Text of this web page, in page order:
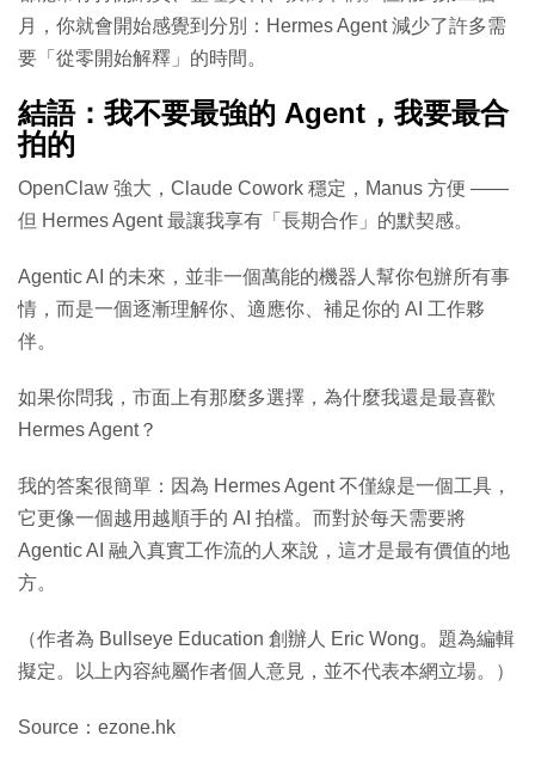
月，你就會開始感覺到分別：Hermes Agent 減少了許多需
要「從零開始解釋」的時間。
結語：我不要最強的 Agent，我要最合
拍的
OpenClaw 強大，Claude Cowork 穩定，Manus 方便 ——
但 Hermes Agent 最讓我享有「長期合作」的默契感。
Agentic AI 的未來，並非一個萬能的機器人幫你包辦所有事
情，而是一個逐漸理解你、適應你、補足你的 AI 工作夥
伴。
如果你問我，市面上有那麼多選擇，為什麼我還是最喜歡
Hermes Agent？
我的答案很簡單：因為 Hermes Agent 不僅線是一個工具，
它更像一個越用越順手的 AI 拍檔。而對於每天需要將
Agentic AI 融入真實工作流的人來說，這才是最有價值的地
方。
（作者為 Bullseye Education 創辦人 Eric Wong。題為編輯
擬定。以上內容純屬作者個人意見，並不代表本網立場。）
Source：ezone.hk